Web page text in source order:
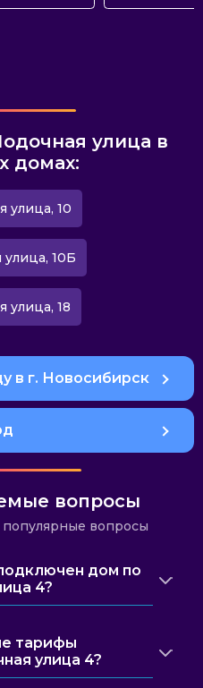
улица в
домах:
улица, 10
улица, 10Б
улица, 18
в г. Новосибирск
вопросы
популярные вопросы
дом по
4?
тарифы
улица 4?